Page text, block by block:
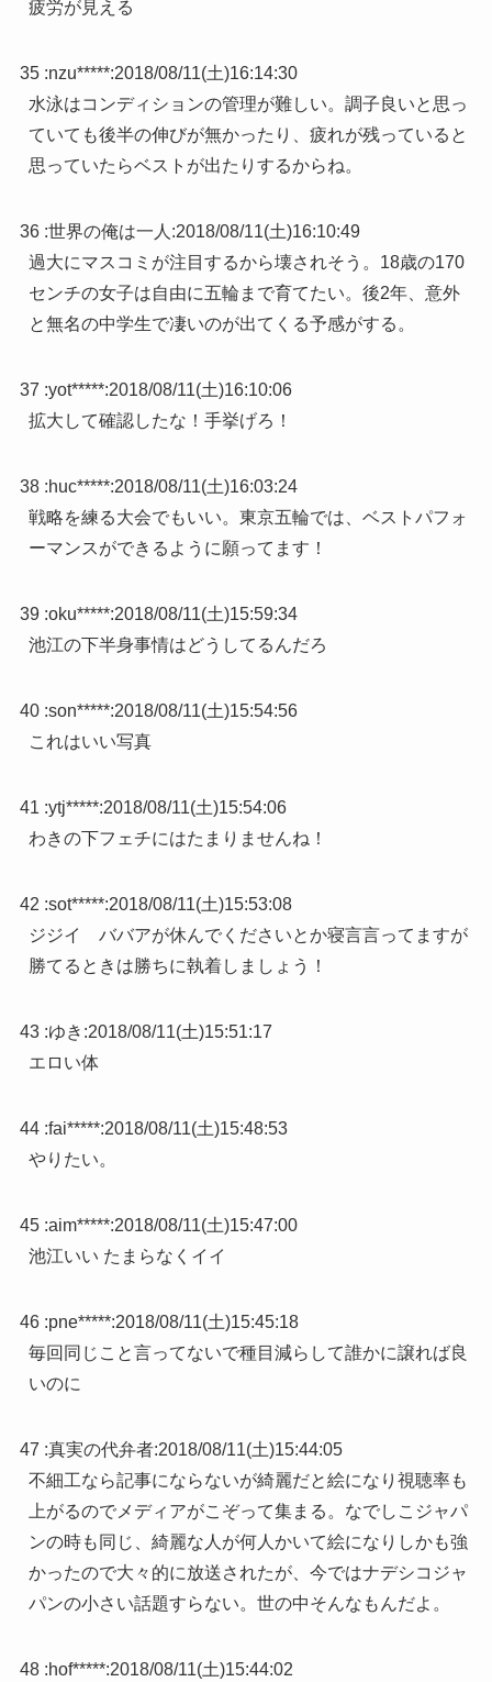
疲労が見える
35 :nzu*****:2018/08/11(土)16:14:30
水泳はコンディションの管理が難しい。調子良いと思っ
ていても後半の伸びが無かったり、疲れが残っていると
思っていたらベストが出たりするからね。
36 :世界の俺は一人 :2018/08/11(土)16:10:49
過大にマスコミが注目するから壊されそう。18歳の170
センチの女子は自由に五輪まで育てたい。後2年、意外
と無名の中学生で凄いのが出てくる予感がする。
37 :yot*****:2018/08/11(土)16:10:06
拡大して確認したな！手挙げろ！
38 :huc*****:2018/08/11(土)16:03:24
戦略を練る大会でもいい。東京五輪では、ベストパフォ
ーマンスができるように願ってます！
39 :oku*****:2018/08/11(土)15:59:34
池江の下半身事情はどうしてるんだろ
40 :son*****:2018/08/11(土)15:54:56
これはいい写真
41 :ytj*****:2018/08/11(土)15:54:06
わきの下フェチにはたまりませんね！
42 :sot*****:2018/08/11(土)15:53:08
ジジイ ババアが休んでくださいとか寝言言ってますが
勝てるときは勝ちに執着しましょう！
43 :ゆき :2018/08/11(土)15:51:17
エロい体
44 :fai*****:2018/08/11(土)15:48:53
やりたい。
45 :aim*****:2018/08/11(土)15:47:00
池江いい たまらなくイイ
46 :pne*****:2018/08/11(土)15:45:18
毎回同じこと言ってないで種目減らして誰かに譲れば良
いのに
47 :真実の代弁者:2018/08/11(土)15:44:05
不細工なら記事にならないが綺麗だと絵になり視聴率も
上がるのでメディアがこぞって集まる。なでしこジャパ
ンの時も同じ、綺麗な人が何人かいて絵になりしかも強
かったので大々的に放送されたが、今ではナデシコジャ
パンの小さい話題すらない。世の中そんなもんだよ。
48 :hof*****:2018/08/11(土)15:44:02